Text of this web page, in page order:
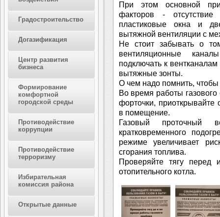
Градостроительство
Догазификация
Центр развития
бизнеса
Формирование
комфортной
городской среды
Противодействие
коррупции
Противодействие
терроризму
Избирательная
комиссия района
Открытые данные
При этом основной
факторов -
пластиковые окна и
вытяжной вентиляции с
Не стоит забывать о
вентиляционные
подключать к
вытяжные зонты.
О чем надо помнить, чтобы
Во время работы
форточки, приоткрывайте
в помещение.
Газовый проточный
кратковременного
режиме увеличивает
сгорания топлива.
Проверяйте тягу перед
отопительного котла.